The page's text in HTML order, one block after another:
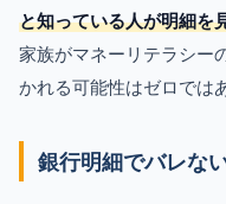
と知っている人が明細を
家族がマネーリテラシー
かれる可能性はゼロでは
銀行明細でバレな